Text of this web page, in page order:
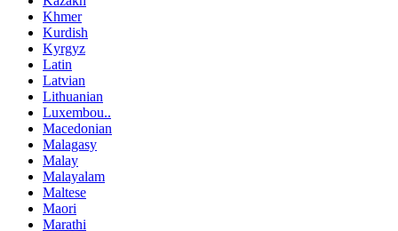
Khmer
Kurdish
Kyrgyz
Latin
Latvian
Lithuanian
Luxembou..
Macedonian
Malagasy
Malay
Malayalam
Maltese
Maori
Marathi